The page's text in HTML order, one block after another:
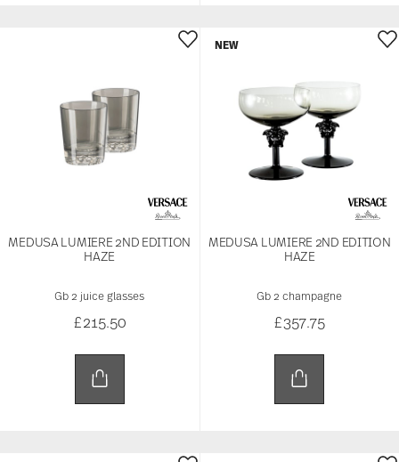
MEDUSA LUMIERE 2ND EDITION
HAZE
Gb 2 juice glasses
£215.50
MEDUSA LUMIERE 2ND EDITION
HAZE
Gb 2 champagne
£357.75
NEW